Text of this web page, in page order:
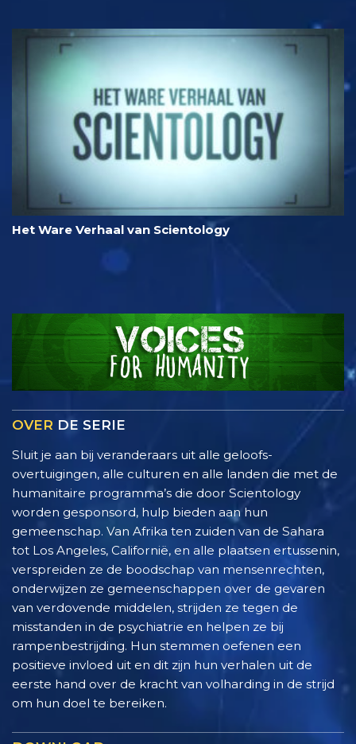
Het Ware Verhaal van Scientology
OVER DE SERIE
Sluit je aan bij veranderaars uit alle geloofs­
overtuigingen, alle culturen en alle landen die met de
humanitaire programma’s die door Scientology
worden gesponsord, hulp bieden aan hun
gemeenschap. Van Afrika ten zuiden van de Sahara
tot Los Angeles, Californië, en alle plaatsen ertussenin,
verspreiden ze de boodschap van mensenrechten,
onderwijzen ze gemeenschappen over de gevaren
van verdovende middelen, strijden ze tegen de
misstanden in de psychiatrie en helpen ze bij
rampenbestrijding. Hun stemmen oefenen een
positieve invloed uit en dit zijn hun verhalen uit de
eerste hand over de kracht van volharding in de strijd
om hun doel te bereiken.